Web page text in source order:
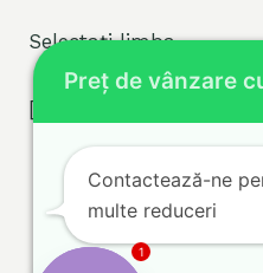
Selectați limba
[tpe widget="select2/
Termeni Politica de
Contactează-ne
multe reduceri
1